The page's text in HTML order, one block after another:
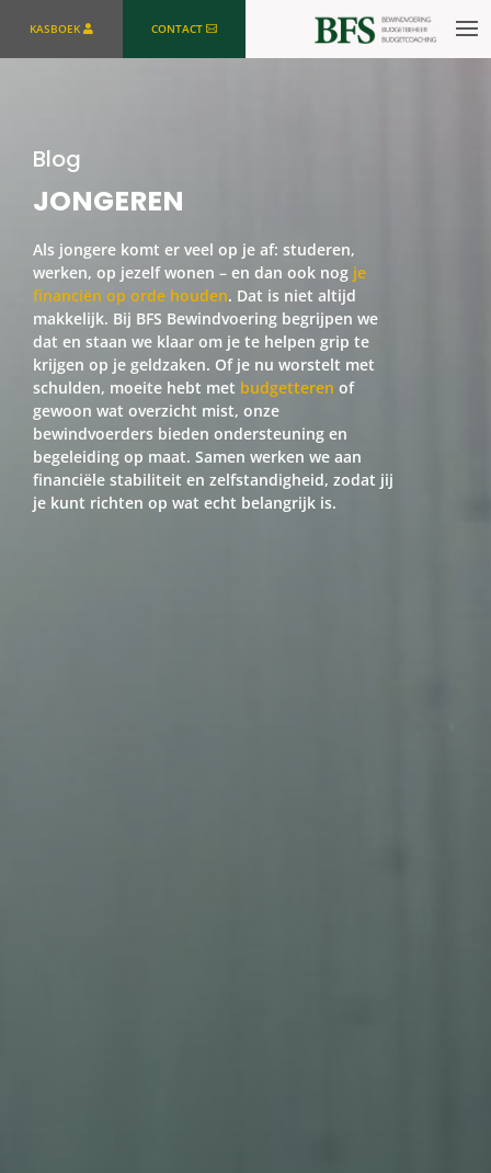
KASBOEK CONTACT
Blog
JONGEREN
Als jongere komt er veel op je af: studeren,
werken, op jezelf wonen – en dan ook nog je
financiën op orde houden. Dat is niet altijd
makkelijk. Bij BFS Bewindvoering begrijpen we
dat en staan we klaar om je te helpen grip te
krijgen op je geldzaken. Of je nu worstelt met
schulden, moeite hebt met budgetteren of
gewoon wat overzicht mist, onze
bewindvoerders bieden ondersteuning en
begeleiding op maat. Samen werken we aan
financiële stabiliteit en zelfstandigheid, zodat jij
je kunt richten op wat echt belangrijk is.